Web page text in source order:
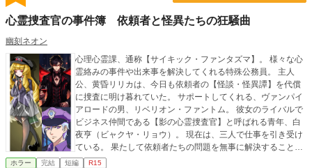
心霊捜査官の事件簿 依頼者と怪異たちの狂騒曲
幽刻ネオン
心理心霊課、通称【サイキック・ファンタズマ】。 様々な心
霊絡みの事件や出来事を解決してくれる特殊公務員。 主人
公、黄昏リリカは、今日も依頼者の【怪談・怪異譚】を代償
に捜査に明け暮れていた。 サポートしてくれる、ヴァンパイ
アロードの男、リベリオン・ファントム。 彼女のライバルで
ビジネス仲間である【影の心霊捜査官】と呼ばれる青年、白
夜亨（ビャクヤ・リョウ）。 現在は、三人で仕事を引き受け
ている。 果たして依頼者たちの問題を無事に解決することが
できるのか？ 「聞かせてほしいの、あなたの【怪談】を」
ホラー 完結 短編 R15